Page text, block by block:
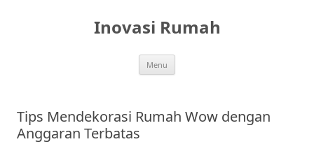
Inovasi Rumah
Menu
Tips Mendekorasi Rumah Wow dengan
Anggaran Terbatas